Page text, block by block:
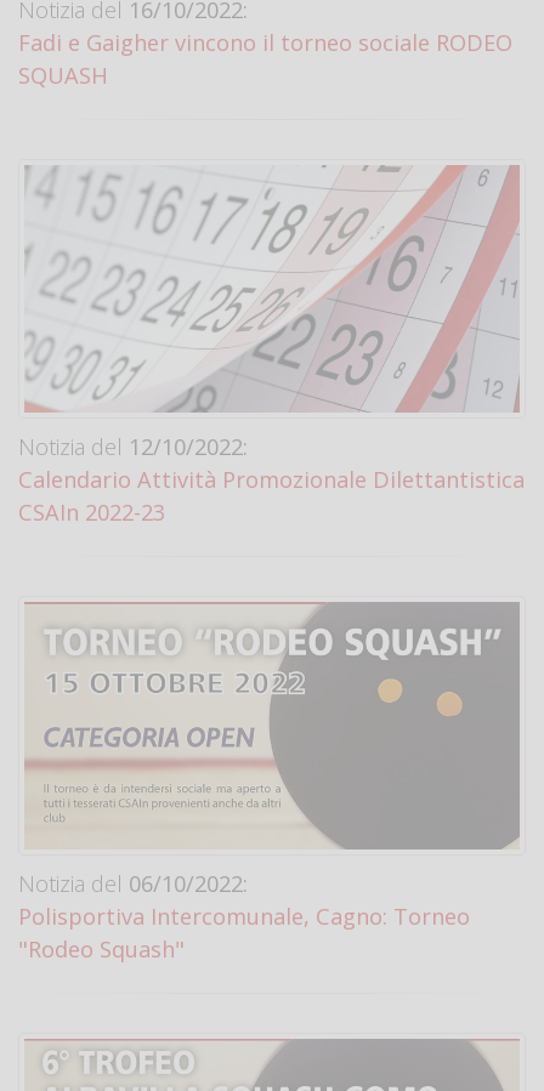
Notizia del 16/10/2022:
Fadi e Gaigher vincono il torneo sociale RODEO
SQUASH
Notizia del 12/10/2022:
Calendario Attività Promozionale Dilettantistica
CSAIn 2022-23
Notizia del 06/10/2022:
Polisportiva Intercomunale, Cagno: Torneo
"Rodeo Squash"